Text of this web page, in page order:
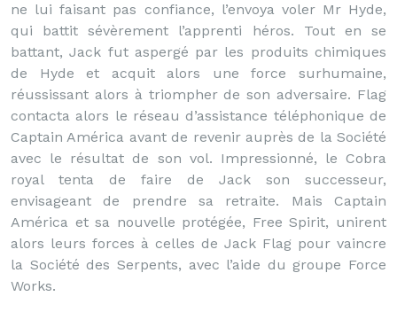
ne lui faisant pas confiance, l’envoya voler Mr Hyde,
qui battit sévèrement l’apprenti héros. Tout en se
battant, Jack fut aspergé par les produits chimiques
de Hyde et acquit alors une force surhumaine,
réussissant alors à triompher de son adversaire. Flag
contacta alors le réseau d’assistance téléphonique de
Captain América avant de revenir auprès de la Société
avec le résultat de son vol. Impressionné, le Cobra
royal tenta de faire de Jack son successeur,
envisageant de prendre sa retraite. Mais Captain
América et sa nouvelle protégée, Free Spirit, unirent
alors leurs forces à celles de Jack Flag pour vaincre
la Société des Serpents, avec l’aide du groupe Force
Works.